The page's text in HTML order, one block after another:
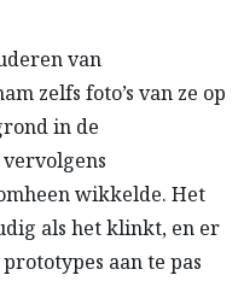
van
zelfs foto’s van ze op
in de
wikkelde. Het
als het klinkt, en er
aan te pas